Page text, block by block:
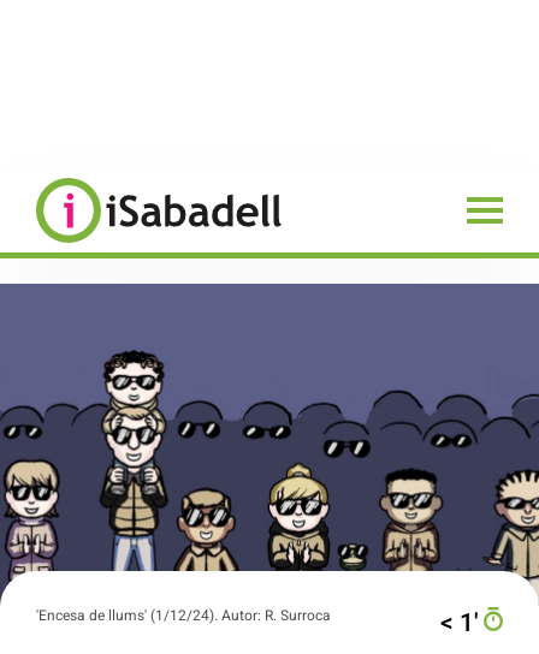
'Encesa de llums' (1/12/24). Autor: R. Surroca < 1′